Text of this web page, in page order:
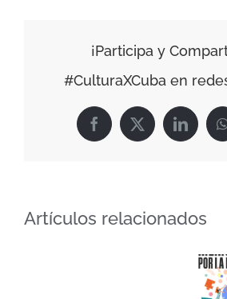
¡Participa y
#CulturaXCuba en
Facebook
X
Artículos relacionados